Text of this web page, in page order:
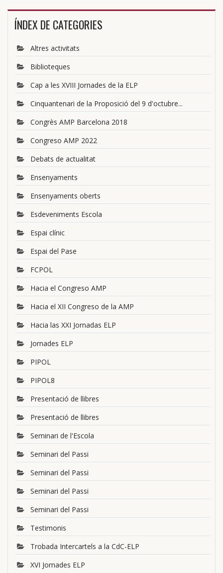
ÍNDEX DE CATEGORIES
Altres activitats
Biblioteques
Cap a les XVIII Jornades de la ELP
Cinquantenari de la Proposició del 9 d'octubre...
Congrès AMP Barcelona 2018
Congreso AMP 2022
Debats de actualitat
Ensenyaments
Ensenyaments oberts
Esdeveniments Escola
Espai clínic
Espai del Pase
FCPOL
Hacia el Congreso AMP
Hacia el XII Congreso de la AMP
Hacia las XXI Jornadas ELP
Jornades ELP
PIPOL
PIPOL8
Presentació de llibres
Presentació de llibres
Seminari de l'Escola
Seminari del Passi
Seminari del Passi
Seminari del Passi
Seminari del Passi
Testimonis
Trobada Intercartels a la CdC-ELP
XVI Jornades ELP